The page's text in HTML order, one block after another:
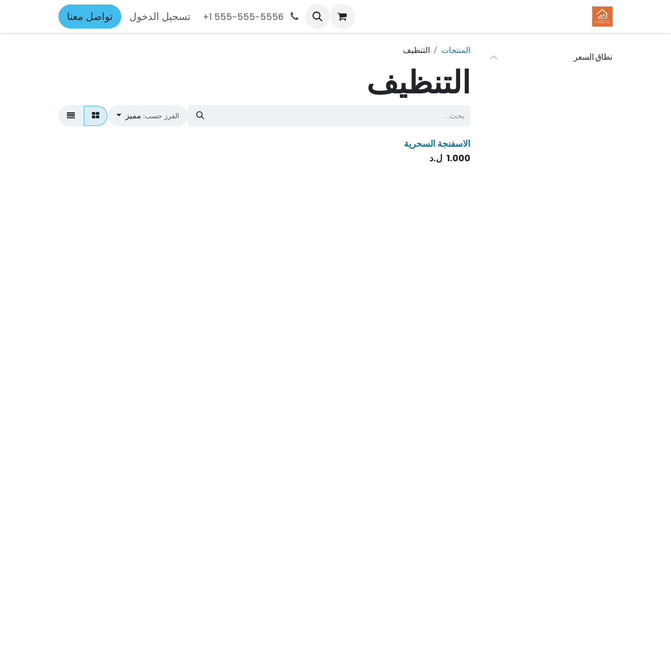
تخطي للذهاب إلى المحتوى
+1 555-555-5556 تسجيل الدخول تواصل معنا
نطاق السعر
المنتجات التنظيف
التنظيف
الفرز حسب: مميز
الاسفنجة السحرية
1.000 ل.د